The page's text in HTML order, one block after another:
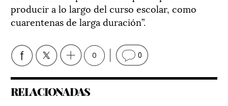
producir a lo largo del curso escolar, como
cuarentenas de larga duración”.
0 0
RELACIONADAS